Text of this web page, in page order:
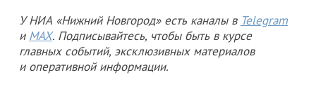
У НИА «Нижний Новгород» есть каналы в Telegram
и MAX. Подписывайтесь, чтобы быть в курсе
главных событий, эксклюзивных материалов
и оперативной информации.